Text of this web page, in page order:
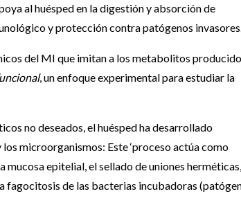
al huésped en la digestión y absorción de
y protección contra patógenos invasores.
del MI que imitan a los metabolitos
, un enfoque experimental para estudiar la
no deseados, el huésped ha desarrollado
microorganismos: Este ‘proceso actúa como
epitelial, el sellado de uniones
fagocitosis de las bacterias incubadoras